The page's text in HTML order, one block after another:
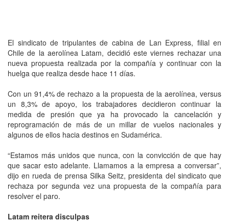
El sindicato de tripulantes de cabina de Lan Express, filial en
Chile de la aerolínea Latam, decidió este viernes rechazar una
nueva propuesta realizada por la compañía y continuar con la
huelga que realiza desde hace 11 días.
Con un 91,4% de rechazo a la propuesta de la aerolínea, versus
un 8,3% de apoyo, los trabajadores decidieron continuar la
medida de presión que ya ha provocado la cancelación y
reprogramación de más de un millar de vuelos nacionales y
algunos de ellos hacia destinos en Sudamérica.
“Estamos más unidos que nunca, con la convicción de que hay
que sacar esto adelante. Llamamos a la empresa a conversar”,
dijo en rueda de prensa Silka Seitz, presidenta del sindicato que
rechaza por segunda vez una propuesta de la compañía para
resolver el paro.
Latam reitera disculpas